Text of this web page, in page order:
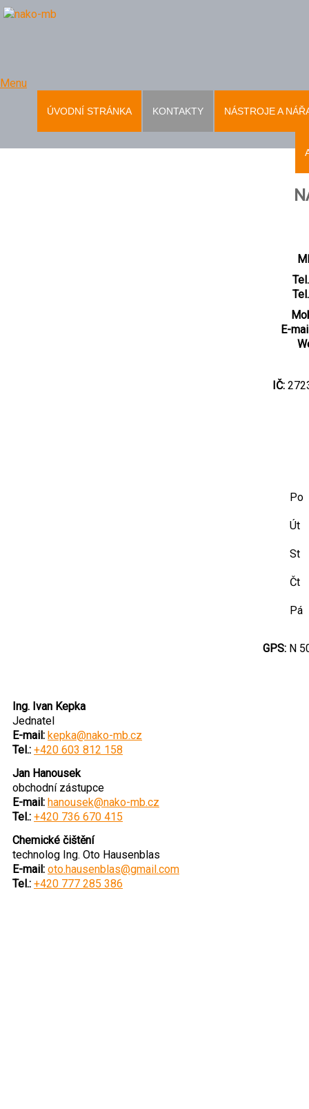
Menu
ÚVODNÍ STRÁNKA KONTAKTY NÁSTROJE A
E-
IČ:
Po
Út
St
Čt
Pá
GPS: N
Ing. Ivan Kepka
Jednatel
E-mail: kepka@nako-mb.cz
Tel.: +420 603 812 158
Jan Hanousek
obchodní zástupce
E-mail: hanousek@nako-mb.cz
Tel.: +420 736 670 415
Chemické čištění
technolog Ing. Oto Hausenblas
E-mail: oto.hausenblas@gmail.com
Tel.: +420 777 285 386